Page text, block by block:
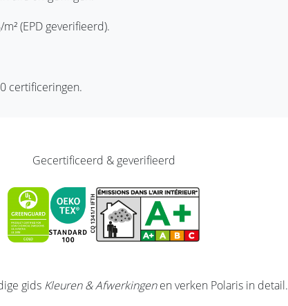
(EPD geverifieerd).
certificeringen.
Gecertificeerd & geverifieerd
gids Kleuren & Afwerkingenen verken Polaris in detail.